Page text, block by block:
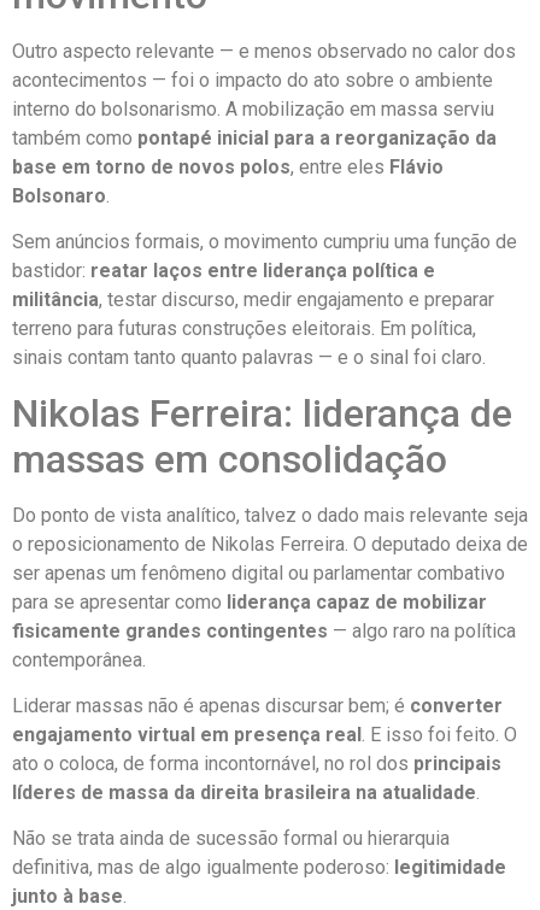
Outro aspecto relevante — e menos observado no calor dos
acontecimentos — foi o impacto do ato sobre o ambiente
interno do bolsonarismo. A mobilização em massa serviu
também como pontapé inicial para a reorganização da
base em torno de novos polos, entre eles Flávio
Bolsonaro.
Sem anúncios formais, o movimento cumpriu uma função de
bastidor: reatar laços entre liderança política e
militância, testar discurso, medir engajamento e preparar
terreno para futuras construções eleitorais. Em política,
sinais contam tanto quanto palavras — e o sinal foi claro.
Nikolas Ferreira: liderança de
massas em consolidação
Do ponto de vista analítico, talvez o dado mais relevante seja
o reposicionamento de Nikolas Ferreira. O deputado deixa de
ser apenas um fenômeno digital ou parlamentar combativo
para se apresentar como liderança capaz de mobilizar
fisicamente grandes contingentes — algo raro na política
contemporânea.
Liderar massas não é apenas discursar bem; é converter
engajamento virtual em presença real. E isso foi feito. O
ato o coloca, de forma incontornável, no rol dos principais
líderes de massa da direita brasileira na atualidade.
Não se trata ainda de sucessão formal ou hierarquia
definitiva, mas de algo igualmente poderoso: legitimidade
junto à base.